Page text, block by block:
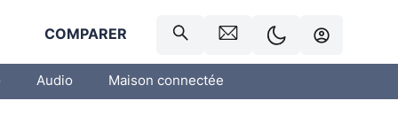
COMPARER
Audio Maison connectée